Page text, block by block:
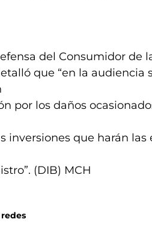
del Consumidor de
que “en la audiencia
por los daños
inversiones que harán las
(DIB) MCH